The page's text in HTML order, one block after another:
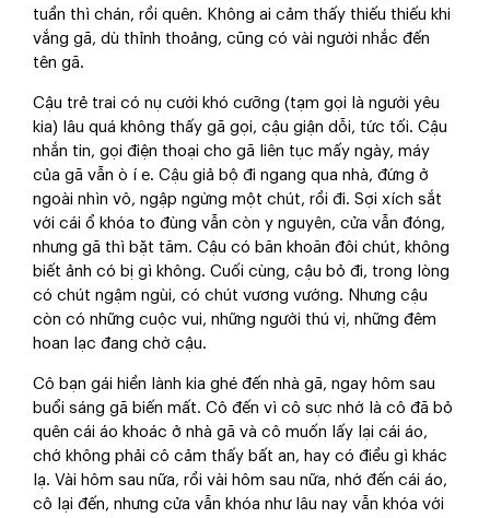
tuần thì chán, rồi quên. Không ai cảm thấy thiếu thiếu khi
vắng gã, dù thỉnh thoảng, cũng có vài người nhắc đến
tên gã.
Cậu trẻ trai có nụ cười khó cưỡng (tạm gọi là người yêu
kia) lâu quá không thấy gã gọi, cậu giận dỗi, tức tối. Cậu
nhắn tin, gọi điện thoại cho gã liên tục mấy ngày, máy
của gã vẫn ò í e. Cậu giả bộ đi ngang qua nhà, đứng ở
ngoài nhìn vô, ngập ngừng một chút, rồi đi. Sợi xích sắt
với cái ổ khóa to đùng vẫn còn y nguyên, cửa vẫn đóng,
nhưng gã thì bặt tăm. Cậu có băn khoăn đôi chút, không
biết ảnh có bị gì không. Cuối cùng, cậu bỏ đi, trong lòng
có chút ngậm ngùi, có chút vương vướng. Nhưng cậu
còn có những cuộc vui, những người thú vị, những đêm
hoan lạc đang chờ cậu.
Cô bạn gái hiền lành kia ghé đến nhà gã, ngay hôm sau
buổi sáng gã biến mất. Cô đến vì cô sực nhớ là cô đã bỏ
quên cái áo khoác ở nhà gã và cô muốn lấy lại cái áo,
chớ không phải cô cảm thấy bất an, hay có điều gì khác
lạ. Vài hôm sau nữa, rồi vài hôm sau nữa, nhớ đến cái áo,
cô lại đến, nhưng cửa vẫn khóa như lâu nay vẫn khóa với